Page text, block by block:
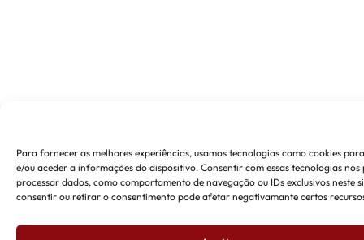
Para fornecer as melhores experiências, usamos tecnologias como cookies
e/ou aceder a informações do dispositivo. Consentir com essas tecnologias
processar dados, como comportamento de navegação ou IDs exclusivos neste
consentir ou retirar o consentimento pode afetar negativamante certos